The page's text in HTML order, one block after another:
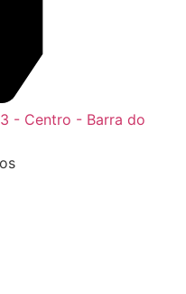
- Centro - Barra do